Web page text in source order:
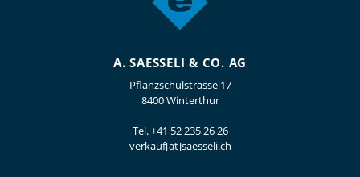
A. SAESSELI & CO. AG
Pflanzschulstrasse 17
8400 Winterthur
Tel.+41 52 235 26 26
verkauf[at]saesseli.ch